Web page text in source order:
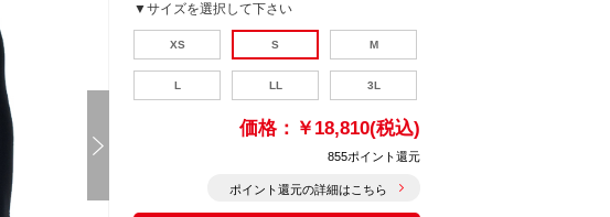
▼サイズを選択して下さい
XS S M
L LL 3L
価格： ￥18,810(税込)
855ポイント還元
ポイント還元の詳細はこちら